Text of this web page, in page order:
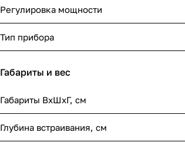
Регулировка мощности
Тип прибора
Габариты и вес
Габариты ВхШхГ, cм
Глубина встраивания, см